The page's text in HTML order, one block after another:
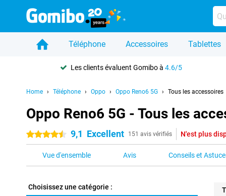
Téléphone Accessoires Tablettes
Les clients évaluent Gomibo à4.6/5
Home Téléphone Oppo Oppo Reno6 5G Tous les accessoires
Oppo Reno6 5G - Tous les
4.5 étoiles 9,1 Excellent 151 avis vérifiés N'est plus
Vue d'ensemble Avis Conseils et
Choisissez une catégorie :